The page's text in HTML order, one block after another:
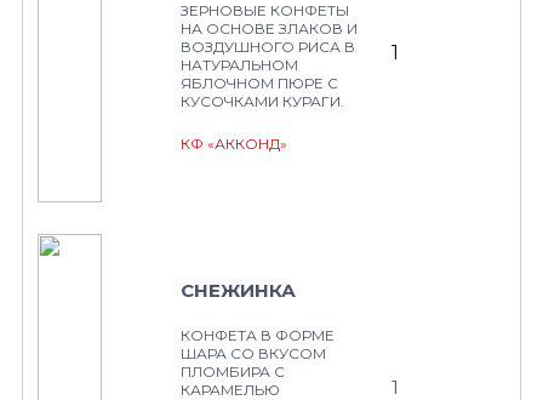
ЗЕРНОВЫЕ КОНФЕТЫ
НА ОСНОВЕ ЗЛАКОВ И
ВОЗДУШНОГО РИСА В
НАТУРАЛЬНОМ
ЯБЛОЧНОМ ПЮРЕ С
КУСОЧКАМИ КУРАГИ.
КФ «АККОНД»
1
СНЕЖИНКА
КОНФЕТА В ФОРМЕ
ШАРА СО ВКУСОМ
ПЛОМБИРА С
КАРАМЕЛЬЮ
1